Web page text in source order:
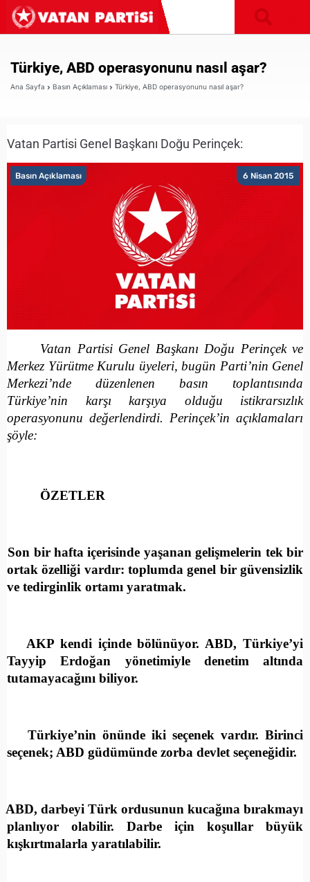
Türkiye, ABD operasyonunu nasıl aşar?
Ana Sayfa Basın Açıklaması Türkiye, ABD operasyonunu nasıl aşar?
Vatan Partisi Genel Başkanı Doğu Perinçek:
6 Nisan 2015
Basın Açıklaması
Vatan Partisi Genel Başkanı Doğu Perinçek ve
Merkez Yürütme Kurulu üyeleri, bugün Parti’nin Genel
Merkezi’nde düzenlenen basın toplantısında
Türkiye’nin karşı karşıya olduğu istikrarsızlık
operasyonunu değerlendirdi. Perinçek’in açıklamaları
şöyle:
ÖZETLER
Son bir hafta içerisinde yaşanan gelişmelerin tek bir
ortak özelliği vardır: toplumda genel bir güvensizlik
ve tedirginlik ortamı yaratmak.
AKP kendi içinde bölünüyor. ABD, Türkiye’yi
Tayyip Erdoğan yönetimiyle denetim altında
tutamayacağını biliyor.
Türkiye’nin önünde iki seçenek vardır. Birinci
seçenek; ABD güdümünde zorba devlet seçeneğidir.
ABD, darbeyi Türk ordusunun kucağına bırakmayı
planlıyor olabilir. Darbe için koşullar büyük
kışkırtmalarla yaratılabilir.